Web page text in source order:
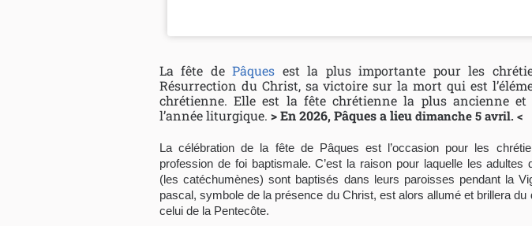
La fête dePâques est la plus importante pour les
Résurrection du Christ, sa victoire sur la mort qui est
chrétienne. Elle est la fête chrétienne la plus ancienne
l’année liturgique. > En 2026,Pâques a lieu dimanche 5 avril. <
La célébration de la fête de Pâques est l’occasion pour les
profession de foi baptismale. C’est la raison pour laquelle les adultes
(les catéchumènes) sont baptisés dans leurs paroisses pendant la
pascal, symbole de la présence du Christ, est alors allumé et brillera du
celui de la Pentecôte.